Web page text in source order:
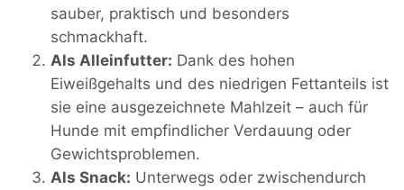
sauber, praktisch und besonders
schmackhaft.
Als Alleinfutter: Dank des hohen
Eiweißgehalts und des niedrigen Fettanteils ist
sie eine ausgezeichnete Mahlzeit – auch für
Hunde mit empfindlicher Verdauung oder
Gewichtsproblemen.
Als Snack: Unterwegs oder zwischendurch